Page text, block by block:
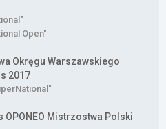
Open"
Okręgu Warszawskiego
2017
OPONEO Mistrzostwa Polski